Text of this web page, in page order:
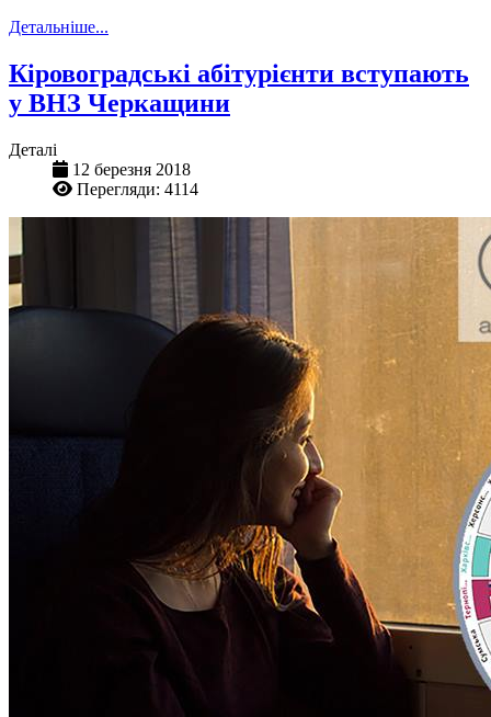
Детальніше...
Кіровоградські абітурієнти вступають
у ВНЗ Черкащини
Деталі
12 березня 2018
Перегляди: 4114